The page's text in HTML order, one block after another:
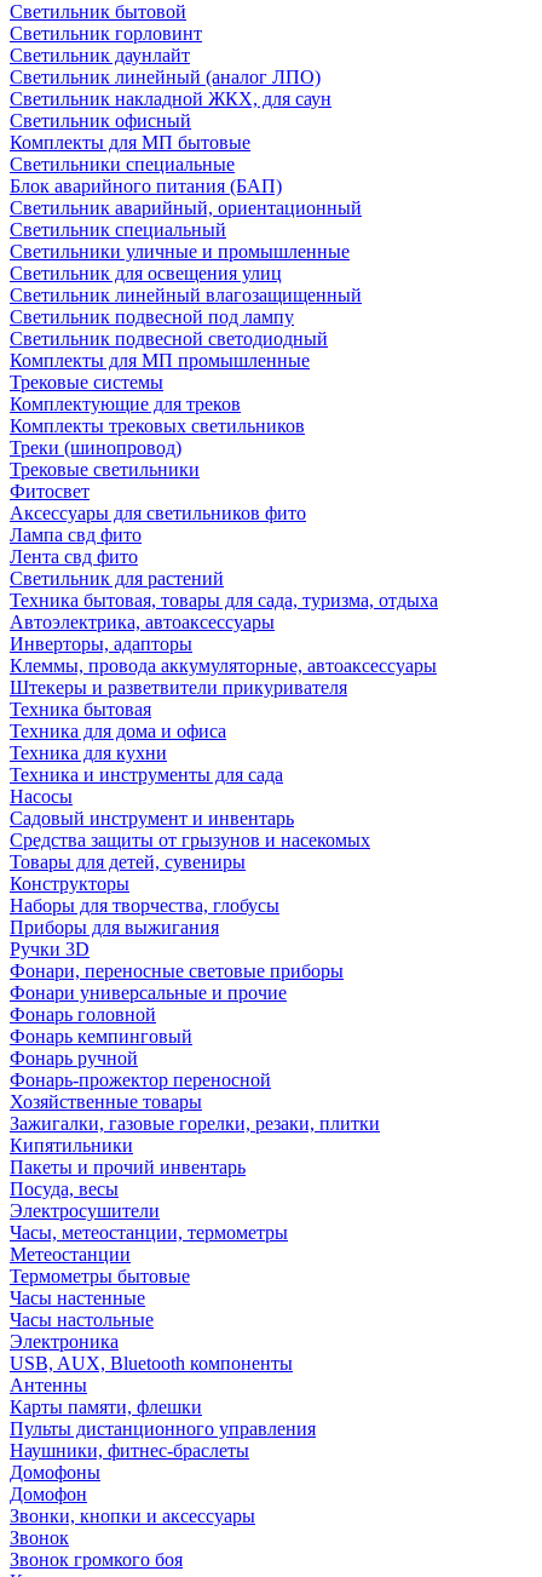
Светильник бытовой
Светильник горловинт
Светильник даунлайт
Светильник линейный (аналог ЛПО)
Светильник накладной ЖКХ, для саун
Светильник офисный
Комплекты для МП бытовые
Светильники специальные
Блок аварийного питания (БАП)
Светильник аварийный, ориентационный
Светильник специальный
Светильники уличные и промышленные
Светильник для освещения улиц
Светильник линейный влагозащищенный
Светильник подвесной под лампу
Светильник подвесной светодиодный
Комплекты для МП промышленные
Трековые системы
Комплектующие для треков
Комплекты трековых светильников
Треки (шинопровод)
Трековые светильники
Фитосвет
Аксессуары для светильников фито
Лампа свд фито
Лента свд фито
Светильник для растений
Техника бытовая, товары для сада, туризма, отдыха
Автоэлектрика, автоаксессуары
Инверторы, адапторы
Клеммы, провода аккумуляторные, автоаксессуары
Штекеры и разветвители прикуривателя
Техника бытовая
Техника для дома и офиса
Техника для кухни
Техника и инструменты для сада
Насосы
Садовый инструмент и инвентарь
Средства защиты от грызунов и насекомых
Товары для детей, сувениры
Конструкторы
Наборы для творчества, глобусы
Приборы для выжигания
Ручки 3D
Фонари, переносные световые приборы
Фонари универсальные и прочие
Фонарь головной
Фонарь кемпинговый
Фонарь ручной
Фонарь-прожектор переносной
Хозяйственные товары
Зажигалки, газовые горелки, резаки, плитки
Кипятильники
Пакеты и прочий инвентарь
Посуда, весы
Электросушители
Часы, метеостанции, термометры
Метеостанции
Термометры бытовые
Часы настенные
Часы настольные
Электроника
USB, AUX, Bluetooth компоненты
Антенны
Карты памяти, флешки
Пульты дистанционного управления
Наушники, фитнес-браслеты
Домофоны
Домофон
Звонки, кнопки и аксессуары
Звонок
Звонок громкого боя